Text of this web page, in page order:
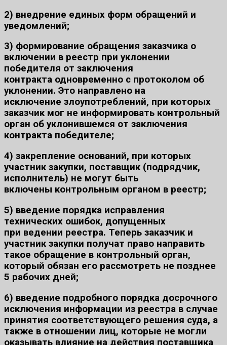
2) внедрение единых форм обращений и
уведомлений;
3) формирование обращения заказчика о
включении в реестр при уклонении
победителя от заключения
контракта одновременно с протоколом об
уклонении. Это направлено на
исключение злоупотреблений, при которых
заказчик мог не информировать контрольный
орган об уклонившемся от заключения
контракта победителе;
4) закрепление оснований, при которых
участник закупки, поставщик (подрядчик,
исполнитель) не могут быть
включены контрольным органом в реестр;
5) введение порядка исправления
технических ошибок, допущенных
при ведении реестра. Теперь заказчик и
участник закупки получат право направить
такое обращение в контрольный орган,
который обязан его рассмотреть не позднее
5 рабочих дней;
6) введение подробного порядка досрочного
исключения информации из реестра в случае
принятия соответствующего решения суда, а
также в отношении лиц, которые не могли
оказывать влияние на действия поставщика